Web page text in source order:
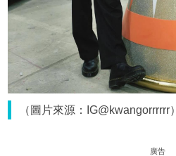
（圖片來源：IG@kwangorrrrrr）
廣告